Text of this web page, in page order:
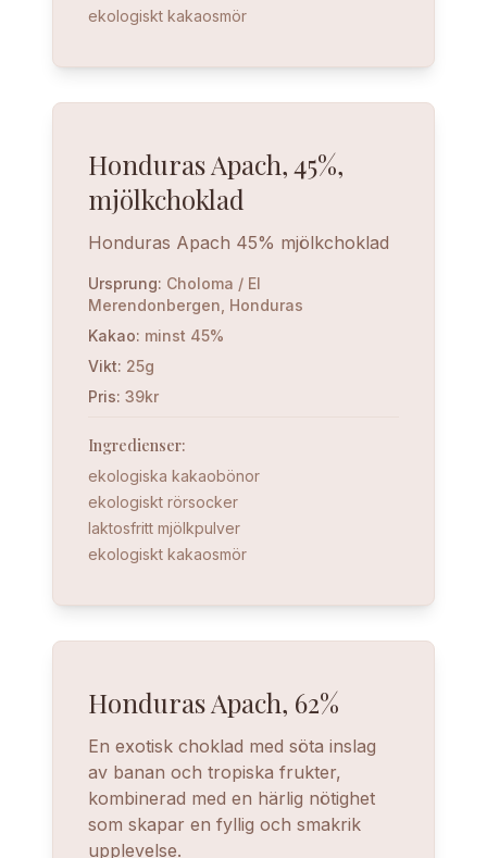
ekologiskt kakaosmör
Honduras Apach, 45%,
mjölkchoklad
Honduras Apach 45% mjölkchoklad
Ursprung: Choloma / El
Merendonbergen, Honduras
Kakao: minst 45%
Vikt: 25g
Pris: 39kr
Ingredienser:
ekologiska kakaobönor
ekologiskt rörsocker
laktosfritt mjölkpulver
ekologiskt kakaosmör
Honduras Apach, 62%
En exotisk choklad med söta inslag
av banan och tropiska frukter,
kombinerad med en härlig nötighet
som skapar en fyllig och smakrik
upplevelse.